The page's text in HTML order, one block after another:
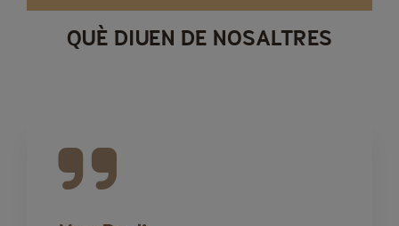
QUÈ DIUEN DE NOSALTRES